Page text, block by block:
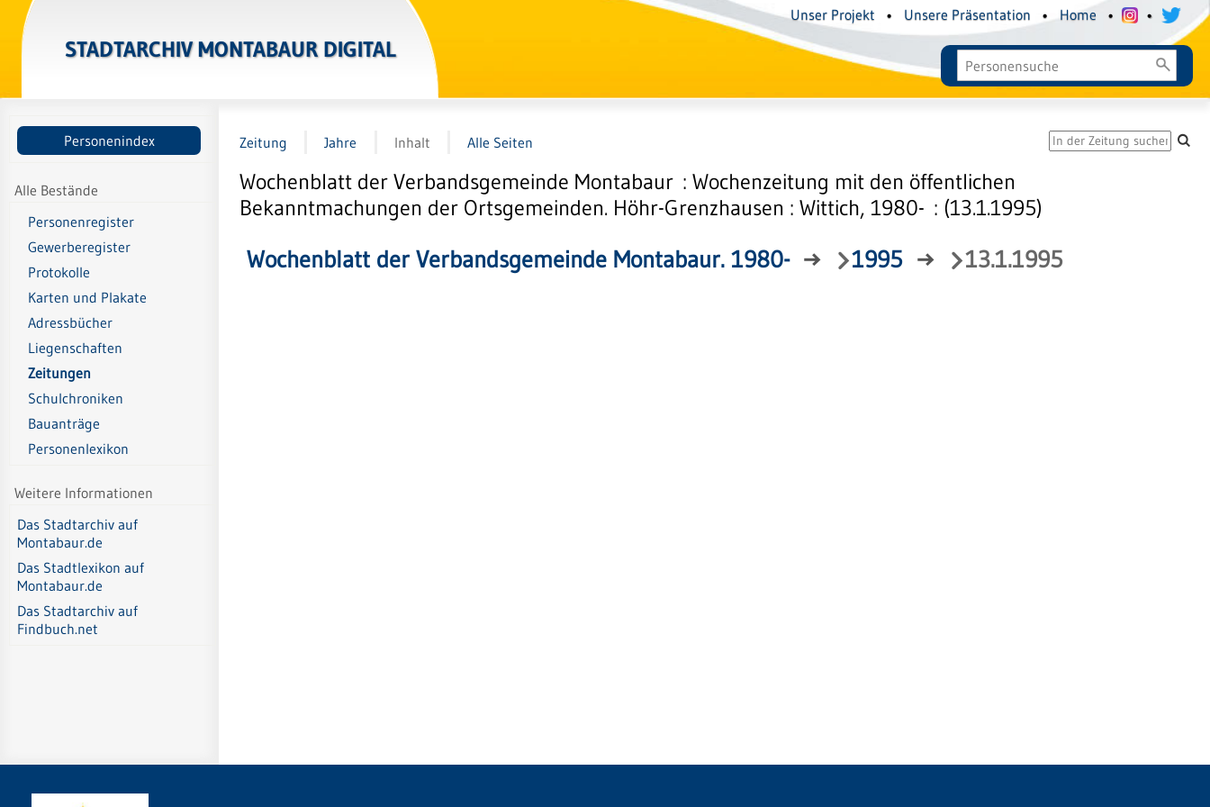
STADTARCHIV MONTABAUR DIGITAL
Unser Projekt • Unsere Präsentation • Home • •
Personenindex
Alle Bestände
Personenregister
Gewerberegister
Protokolle
Karten und Plakate
Adressbücher
Liegenschaften
Zeitungen
Schulchroniken
Bauanträge
Personenlexikon
Weitere Informationen
Das Stadtarchiv auf
Montabaur.de
Das Stadtlexikon auf
Montabaur.de
Das Stadtarchiv auf
Findbuch.net
Zeitung Jahre Inhalt Alle Seiten
Wochenblatt der Verbandsgemeinde Montabaur : Wochenzeitung mit den öffentlichen
Bekanntmachungen der Ortsgemeinden. Höhr-Grenzhausen : Wittich, 1980- : (13.1.1995)
Wochenblatt der Verbandsgemeinde Montabaur. 1980- → 1995 → 13.1.1995